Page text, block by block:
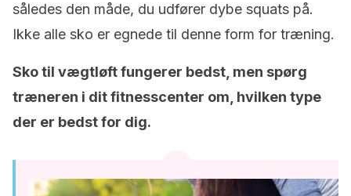
således den måde, du udfører dybe squats på.
Ikke alle sko er egnede til denne form for træning.
Sko til vægtløft fungerer bedst, men spørg
træneren i dit fitnesscenter om, hvilken type
der er bedst for dig.